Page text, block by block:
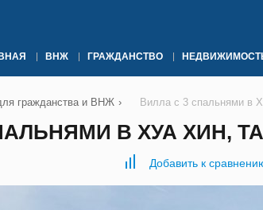
ВНЖ ГРАЖДАНСТВО
гражданства и ВНЖ › Вилла с 3 спальнями в
В ХУА ХИН,
Добавить к